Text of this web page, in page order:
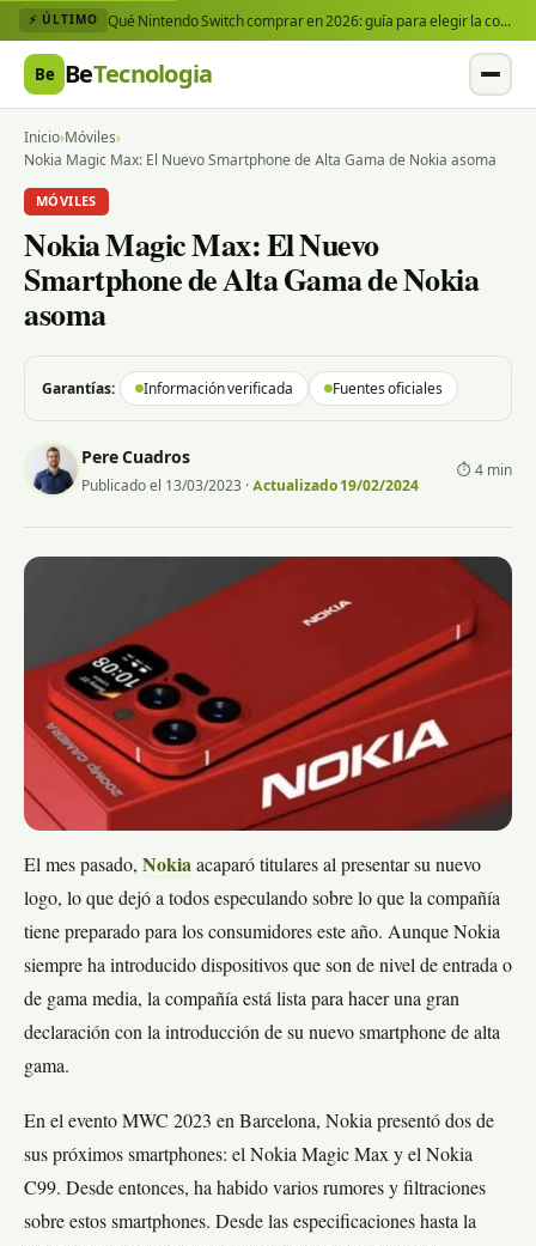
⚡ ÚLTIMO Qué Nintendo Switch comprar en 2026: guía para elegir la consola y los juegos que necesitas
Be BeTecnologia
Inicio›Móviles›
Nokia Magic Max: El Nuevo Smartphone de Alta Gama de Nokia asoma
MÓVILES
Nokia Magic Max: El Nuevo
Smartphone de Alta Gama de Nokia
asoma
Garantías: Información verificada Fuentes oficiales
Pere Cuadros
Publicado el 13/03/2023 · Actualizado 19/02/2024
⏱ 4 min
El mes pasado, Nokia acaparó titulares al presentar su nuevo
logo, lo que dejó a todos especulando sobre lo que la compañía
tiene preparado para los consumidores este año. Aunque Nokia
siempre ha introducido dispositivos que son de nivel de entrada o
de gama media, la compañía está lista para hacer una gran
declaración con la introducción de su nuevo smartphone de alta
gama.
En el evento MWC 2023 en Barcelona, Nokia presentó dos de
sus próximos smartphones: el Nokia Magic Max y el Nokia
C99. Desde entonces, ha habido varios rumores y filtraciones
sobre estos smartphones. Desde las especificaciones hasta la